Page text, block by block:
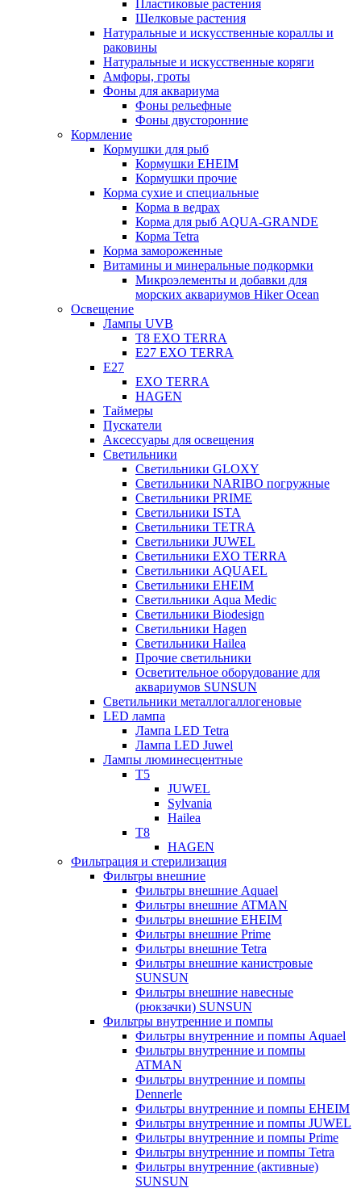
Пластиковые растения
Шелковые растения
Натуральные и искусственные кораллы и
раковины
Натуральные и искусственные коряги
Амфоры, гроты
Фоны для аквариума
Фоны рельефные
Фоны двусторонние
Кормление
Кормушки для рыб
Кормушки EHEIM
Кормушки прочие
Корма сухие и специальные
Корма в ведрах
Корма для рыб AQUA-GRANDE
Корма Tetra
Корма замороженные
Витамины и минеральные подкормки
Микроэлементы и добавки для
морских аквариумов Hiker Ocean
Освещение
Лампы UVB
Т8 EXO TERRA
Е27 EXO TERRA
Е27
EXO TERRA
HAGEN
Таймеры
Пускатели
Аксессуары для освещения
Светильники
Светильники GLOXY
Светильники NARIBO погружные
Светильники PRIME
Светильники ISTA
Светильники TETRA
Светильники JUWEL
Светильники EXO TERRA
Светильники AQUAEL
Светильники EHEIM
Светильники Aqua Medic
Светильники Biodesign
Светильники Hagen
Светильники Hailea
Прочие светильники
Осветительное оборудование для
аквариумов SUNSUN
Светильники металлогаллогеновые
LED лампа
Лампа LED Tetra
Лампа LED Juwel
Лампы люминесцентные
T5
JUWEL
Sylvania
Hailea
T8
HAGEN
Фильтрация и стерилизация
Фильтры внешние
Фильтры внешние Aquael
Фильтры внешние ATMAN
Фильтры внешние EHEIM
Фильтры внешние Prime
Фильтры внешние Tetra
Фильтры внешние канистровые
SUNSUN
Фильтры внешние навесные
(рюкзачки) SUNSUN
Фильтры внутренние и помпы
Фильтры внутренние и помпы Aquael
Фильтры внутренние и помпы
ATMAN
Фильтры внутренние и помпы
Dennerle
Фильтры внутренние и помпы EHEIM
Фильтры внутренние и помпы JUWEL
Фильтры внутренние и помпы Prime
Фильтры внутренние и помпы Tetra
Фильтры внутренние (активные)
SUNSUN